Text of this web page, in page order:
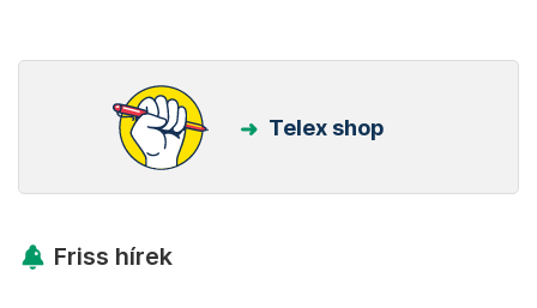
Telex shop
Friss hírek